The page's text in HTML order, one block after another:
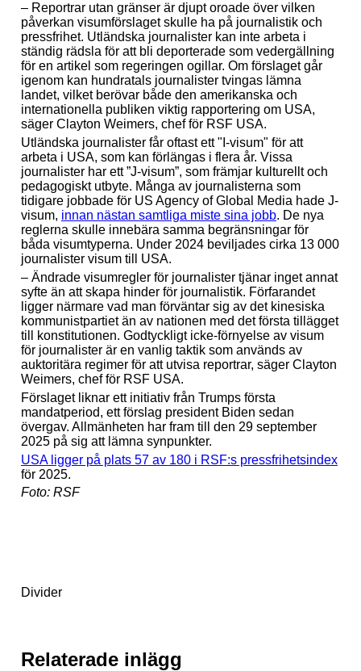
– Reportrar utan gränser är djupt oroade över vilken
påverkan visumförslaget skulle ha på journalistik och
pressfrihet. Utländska journalister kan inte arbeta i
ständig rädsla för att bli deporterade som vedergällning
för en artikel som regeringen ogillar. Om förslaget går
igenom kan hundratals journalister tvingas lämna
landet, vilket berövar både den amerikanska och
internationella publiken viktig rapportering om USA,
säger Clayton Weimers, chef för RSF USA.
Utländska journalister får oftast ett "I-visum" för att
arbeta i USA, som kan förlängas i flera år. Vissa
journalister har ett ”J-visum”, som främjar kulturellt och
pedagogiskt utbyte. Många av journalisterna som
tidigare jobbade för US Agency of Global Media hade J-
visum, innan nästan samtliga miste sina jobb. De nya
reglerna skulle innebära samma begränsningar för
båda visumtyperna. Under 2024 beviljades cirka 13 000
journalister visum till USA.
– Ändrade visumregler för journalister tjänar inget annat
syfte än att skapa hinder för journalistik. Förfarandet
ligger närmare vad man förväntar sig av det kinesiska
kommunistpartiet än av nationen med det första tillägget
till konstitutionen. Godtyckligt icke-förnyelse av visum
för journalister är en vanlig taktik som används av
auktoritära regimer för att utvisa reportrar, säger Clayton
Weimers, chef för RSF USA.
Förslaget liknar ett initiativ från Trumps första
mandatperiod, ett förslag president Biden sedan
övergav. Allmänheten har fram till den 29 september
2025 på sig att lämna synpunkter.
USA ligger på plats 57 av 180 i RSF:s pressfrihetsindex
för 2025.
Foto: RSF
Divider
Relaterade inlägg